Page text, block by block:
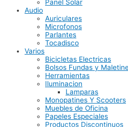
Panel Solar
Audio
Auriculares
Microfonos
Parlantes
Tocadisco
Varios
Bicicletas Electricas
Bolsos Fundas y
Herramientas
Iluminacion
Lamparas
Monopatines Y Scooters
Muebles de Oficina
Papeles Especiales
Productos Discontinuos